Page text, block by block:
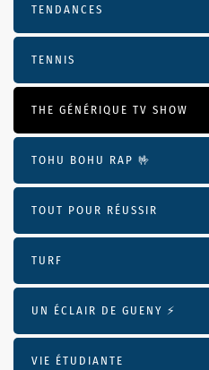
TENDANCES
TENNIS
THE GÉNÉRIQUE TV SHOW
TOHU BOHU RAP 🤟
TOUT POUR RÉUSSIR
TURF
UN ÉCLAIR DE GUENY ⚡️
VIE ÉTUDIANTE